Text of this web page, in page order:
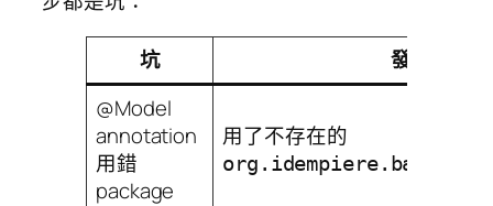
坑
發生什麼
@Model
annotation
用錯
package
用了不存在的